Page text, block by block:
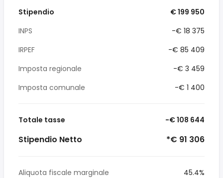
Stipendio
€ 199 950
INPS
-€ 18 375
IRPEF
-€ 85 409
Imposta regionale
-€ 3 459
Imposta comunale
-€ 1 400
Totale tasse -€ 108 644
Stipendio Netto *€ 91 306
Aliquota fiscale marginale
45.4%